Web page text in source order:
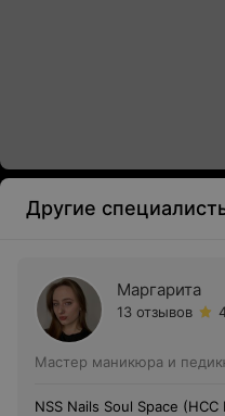
Другие
Маргарита
13 отзывов
Мастер маникюра и
NSS Nails Soul Space (НСС